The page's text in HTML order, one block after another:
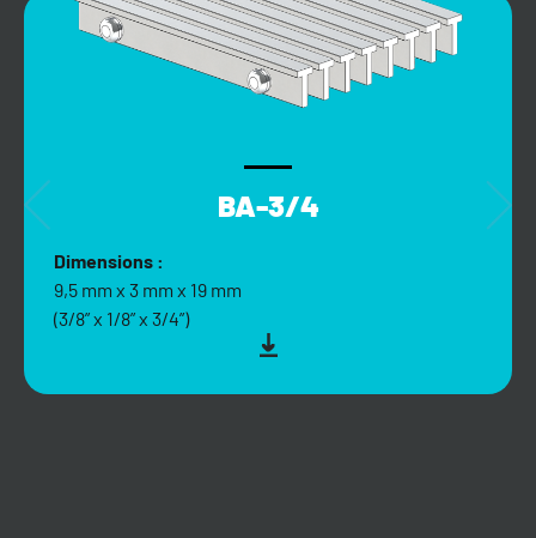
BA-3/4
Dimensions :
9,5 mm x 3 mm x 19 mm
(3/8” x 1/8” x 3/4”)